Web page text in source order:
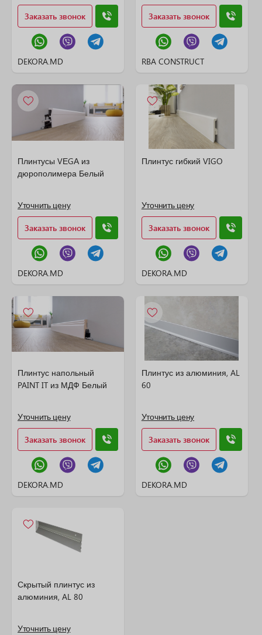
Заказать звонок
DEKORA.MD
Заказать звонок
RBA CONSTRUCT
Плинтусы VЕGА из
дюрополимера Белый
Уточнить цену
Заказать звонок
DEKORA.MD
Плинтус гибкий VIGO
Уточнить цену
Заказать звонок
DEKORA.MD
Плинтус напольный
PAINT IT из МДФ Белый
Уточнить цену
Заказать звонок
DEKORA.MD
Плинтус из алюминия, AL
60
Уточнить цену
Заказать звонок
DEKORA.MD
Скрытый плинтус из
алюминия, AL 80
Уточнить цену